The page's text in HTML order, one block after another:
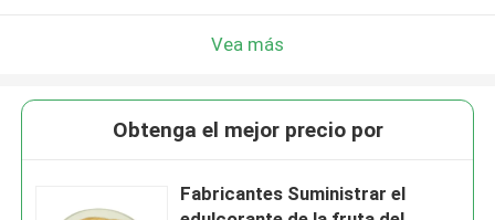
Vea más
Obtenga el mejor precio por
Fabricantes Suministrar el